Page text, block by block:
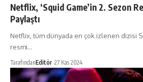
Netflix, ‘Squid Game’in 2. Sezon
Paylaştı
Netflix, tüm dünyada en çok izlenen dizisi
resmi…
TarafındanEditör 27 Kas 2024